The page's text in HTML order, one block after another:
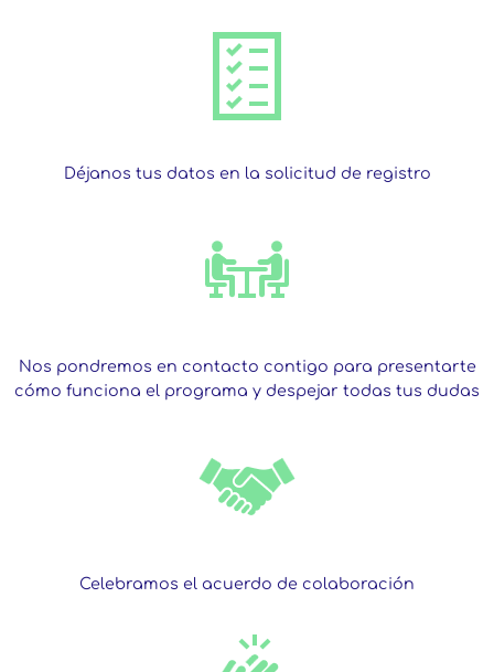
Déjanos tus datos en la solicitud de registro
Nos pondremos en contacto contigo para presentarte
cómo funciona el programa y despejar todas tus dudas
Celebramos el acuerdo de colaboración